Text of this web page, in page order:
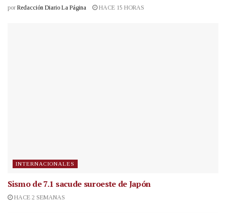
por Redacción Diario La Página HACE 15 HORAS
INTERNACIONALES
Sismo de 7.1 sacude suroeste de Japón
HACE 2 SEMANAS